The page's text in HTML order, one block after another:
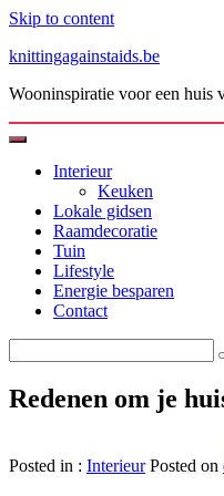
Skip to content
knittingagainstaids.be
Wooninspiratie voor een huis
Interieur
Keuken
Lokale gidsen
Raamdecoratie
Tuin
Lifestyle
Energie besparen
Contact
Redenen om je
Posted in : Interieur Posted on